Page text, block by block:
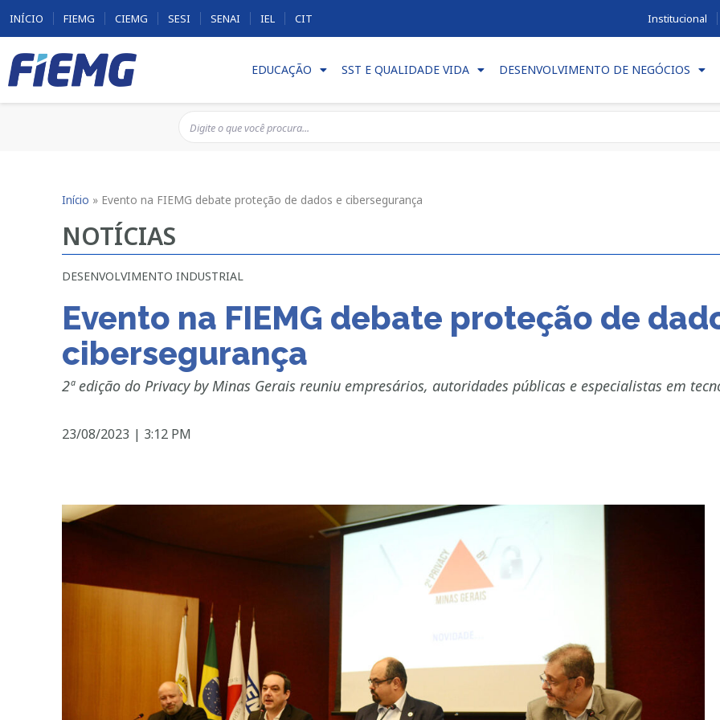
INÍCIO FIEMG CIEMG SESI SENAI IEL CIT Institucional
EDUCAÇÃO SST E QUALIDADE VIDA DESENVOLVIMENTO DE NEGÓCIOS
Início » Evento na FIEMG debate proteção de dados e cibersegurança
NOTÍCIAS
DESENVOLVIMENTO INDUSTRIAL
Evento na FIEMG debate proteção de
cibersegurança
2ª edição do Privacy by Minas Gerais reuniu empresários, autoridades públicas e especialistas em
23/08/2023 | 3:12 PM